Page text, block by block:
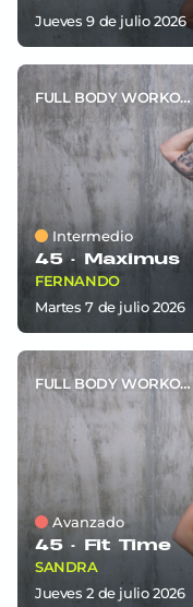
jueves 9de julio 2026
FULL BODY WORKOUT
Intermedio
45 · Maximus
FERNANDO
martes 7de julio 2026
FULL BODY WORKOUT
Avanzado
45 · Fit Time
SANDRA
jueves 2de julio 2026